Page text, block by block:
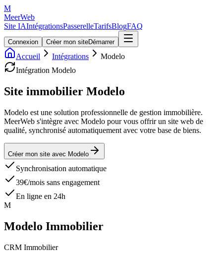
M
MeerWeb
Site IAIntégrationsPasserelleTarifsBlogFAQ
Connexion Créer mon siteDémarrer
Accueil Intégrations
Modelo
Intégration Modelo
Site immobilier Modelo
Modelo est une solution professionnelle de gestion immobilière.
MeerWeb s'intègre avec Modelo pour vous offrir un site web de
qualité, synchronisé automatiquement avec votre base de biens.
Créer mon site avec Modelo
Synchronisation automatique
39€/mois sans engagement
En ligne en 24h
M
Modelo Immobilier
CRM Immobilier